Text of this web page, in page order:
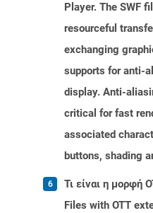
Player. The SWF
resourceful
exchanging
supports for anti-
display. Anti-
critical for fast
associated
buttons, shading
Τι είναι η μορφή
Files with OTT